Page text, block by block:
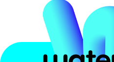
Attractions
Εισιτήρια